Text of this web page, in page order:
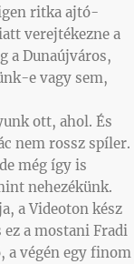
ritka ajtó-
verejtékezne a
a Dunaújváros,
e vagy sem,
ott, ahol. És
nem rossz spíler.
még így is
nehezékünk.
a Videoton kész
ez a mostani Fradi
a végén egy finom